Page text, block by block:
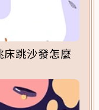
跳沙發怎麼